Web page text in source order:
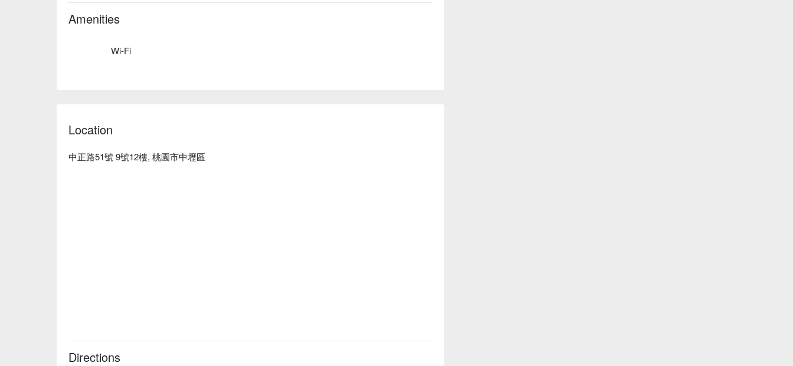
能佳，無論是洽公商旅或是旅遊規劃，絕對是最佳的選擇。
踏入大廳，映入眼簾的是精心設計的日式庭園造景，房內採簡約設計風格，空間寬敞宜人，提
Amenities
Wi-Fi
Location
中正路51號 9號12樓, 桃園市中壢區
Directions